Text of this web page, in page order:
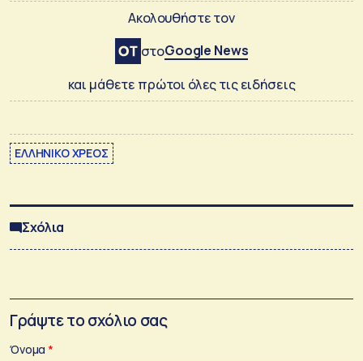
Ακολουθήστε τον
στοGoogle News
και μάθετε πρώτοι όλες τις ειδήσεις
ΕΛΛΗΝΙΚΟ ΧΡΕΟΣ
Σχόλια
Γράψτε το σχόλιο σας
Όνομα